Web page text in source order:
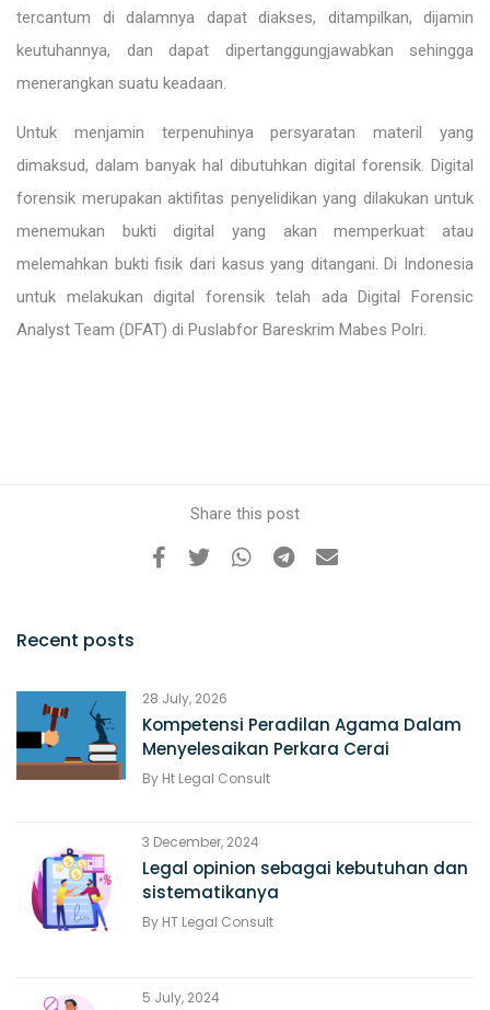
tercantum di dalamnya dapat diakses, ditampilkan, dijamin
keutuhannya, dan dapat dipertanggungjawabkan sehingga
menerangkan suatu keadaan.
Untuk menjamin terpenuhinya persyaratan materil yang
dimaksud, dalam banyak hal dibutuhkan digital forensik. Digital
forensik merupakan aktifitas penyelidikan yang dilakukan untuk
menemukan bukti digital yang akan memperkuat atau
melemahkan bukti fisik dari kasus yang ditangani. Di Indonesia
untuk melakukan digital forensik telah ada Digital Forensic
Analyst Team (DFAT) di Puslabfor Bareskrim Mabes Polri.
Share this post
Recent posts
28 July, 2026
Kompetensi Peradilan Agama Dalam
Menyelesaikan Perkara Cerai
By Ht Legal Consult
3 December, 2024
Legal opinion sebagai kebutuhan dan
sistematikanya
By HT Legal Consult
5 July, 2024